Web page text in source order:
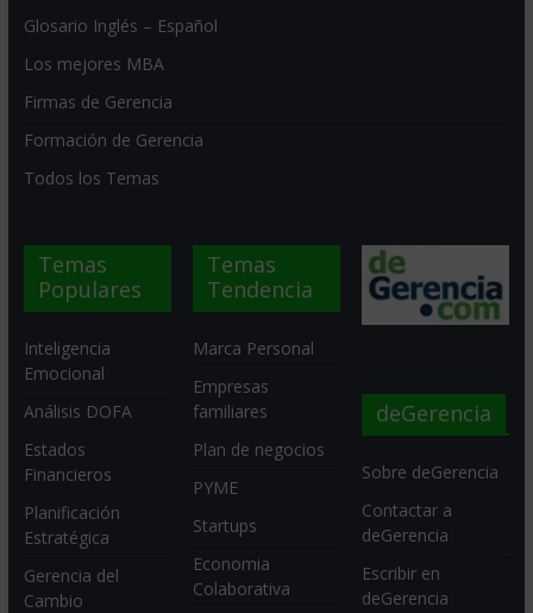
Glosario Inglés – Español
Los mejores MBA
Firmas de Gerencia
Formación de Gerencia
Todos los Temas
Temas
Populares
Inteligencia
Emocional
Análisis DOFA
Estados
Financieros
Planificación
Estratégica
Gerencia del
Cambio
Temas
Tendencia
Marca Personal
Empresas
familiares
Plan de negocios
PYME
Startups
Economia
Colaborativa
deGerencia
Sobre deGerencia
Contactar a
deGerencia
Escribir en
deGerencia